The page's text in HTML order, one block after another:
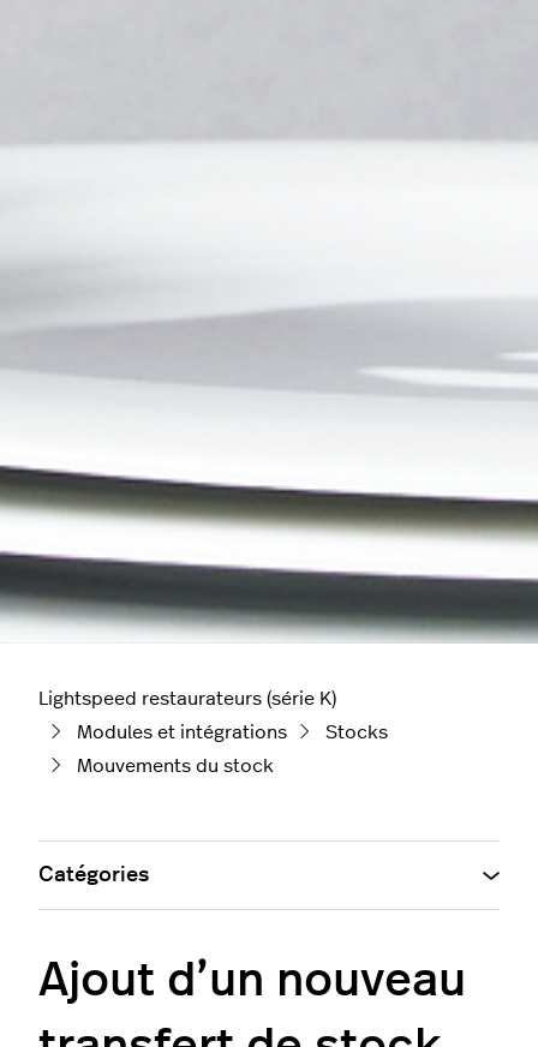
Lightspeed restaurateurs (série K)
Modules et intégrations
Stocks
Mouvements du stock
Ajout d’un nouveau
Catégories